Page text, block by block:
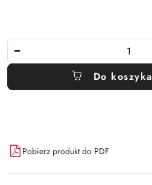
Do koszyka
Dostępność
i
dostawa
Pobierz produkt do PDF